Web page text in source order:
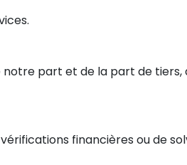
part et de la part de tiers,
financières ou de